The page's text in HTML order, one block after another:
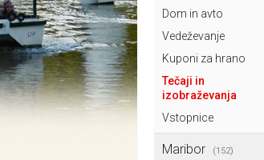
Dom in avto
Vedeževanje
Kuponi za hrano
Tečaji in
izobraževanja
Vstopnice
Maribor (152)